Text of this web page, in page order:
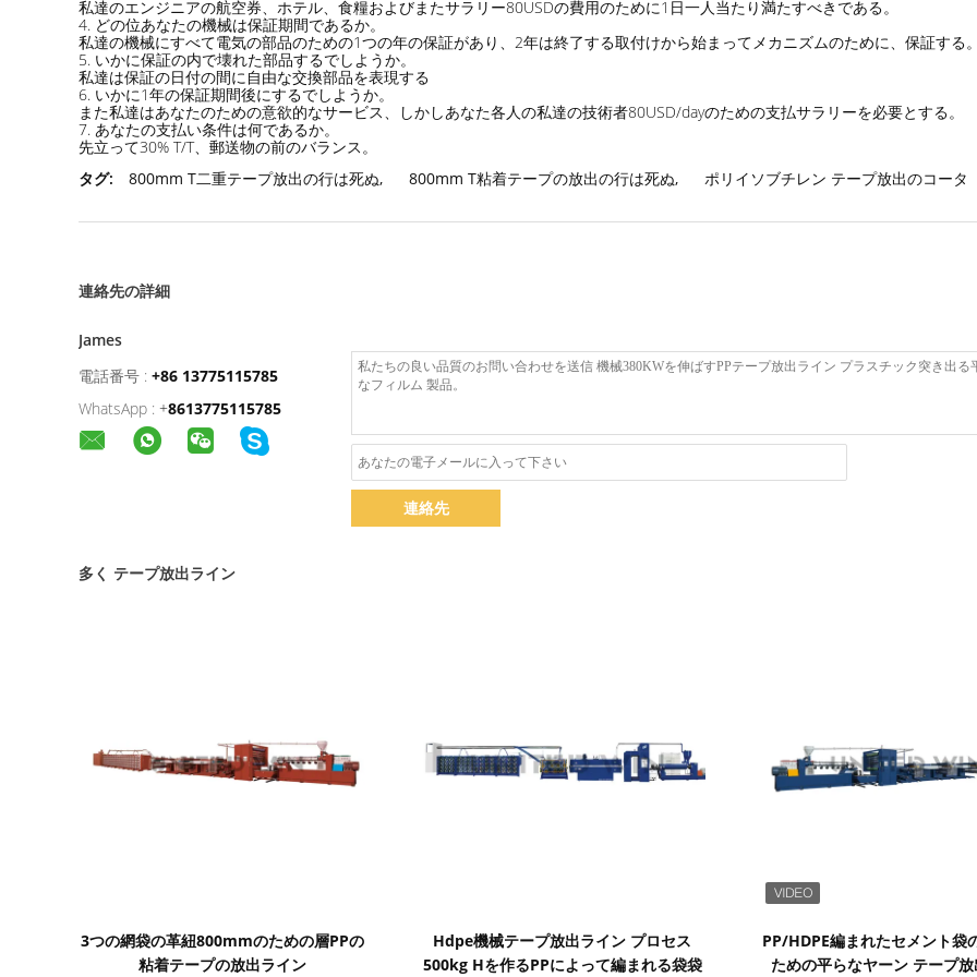
私達のエンジニアの航空券、ホテル、食糧およびまたサラリー80USDの費用のために1日一人当たり満たすべきである。
4. どの位あなたの機械は保証期間であるか。
私達の機械にすべて電気の部品のための1つの年の保証があり、2年は終了する取付けから始まってメカニズムのために、保証する
5. いかに保証の内で壊れた部品するでしようか。
私達は保証の日付の間に自由な交換部品を表現する
6. いかに1年の保証期間後にするでしようか。
また私達はあなたのための意欲的なサービス、しかしあなた各人の私達の技術者80USD/dayのための支払サラリーを必要とする。
7. あなたの支払い条件は何であるか。
先立って30% T/T、郵送物の前のバランス。
タグ:
800mm T二重テープ放出の行は死ぬ, 800mm T粘着テープの放出の行は死ぬ, ポリイソブチレン テープ放出のコータ
連絡先の詳細
James
電話番号 : +86 13775115785
WhatsApp : +8613775115785
連絡先
多く テープ放出ライン
3つの網袋の革紐800mmのための層PPの
粘着テープの放出ライン
詳細を表示
Hdpe機械テープ放出ライン プロセス
500kg Hを作るPPによって編まれる袋袋
PP/HDPE編まれたセメント袋
ための平らなヤーン テープ